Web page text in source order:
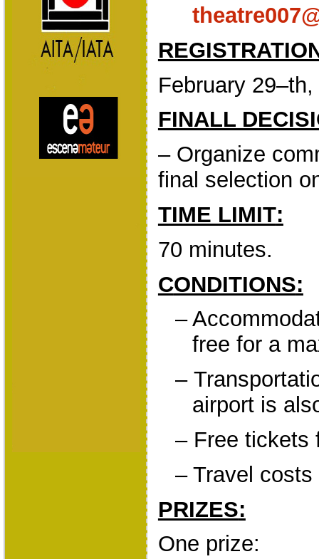
February 29–th,
FINALL
– Organize
final selection
TIME LIMIT:
70 minutes.
CONDITIONS:
–
free for a
–
airport is
– Free tickets
– Travel
PRIZES:
One prize: